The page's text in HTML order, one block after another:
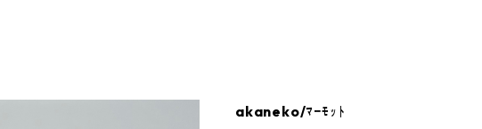
akaneko/ﾏｰﾓｯﾄ